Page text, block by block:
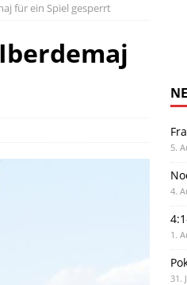
für ein Spiel gesperrt
5.
4.
1.
31.